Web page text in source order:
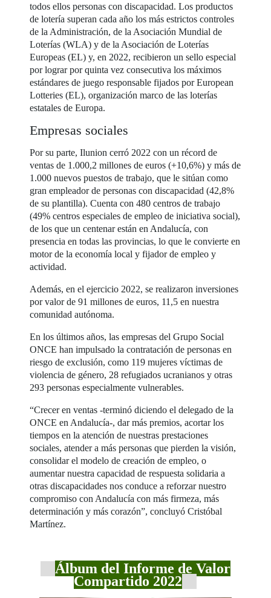
todos ellos personas con discapacidad. Los productos
de lotería superan cada año los más estrictos controles
de la Administración, de la Asociación Mundial de
Loterías (WLA) y de la Asociación de Loterías
Europeas (EL) y, en 2022, recibieron un sello especial
por lograr por quinta vez consecutiva los máximos
estándares de juego responsable fijados por European
Lotteries (EL), organización marco de las loterías
estatales de Europa.
Empresas sociales
Por su parte, Ilunion cerró 2022 con un récord de
ventas de 1.000,2 millones de euros (+10,6%) y más de
1.000 nuevos puestos de trabajo, que le sitúan como
gran empleador de personas con discapacidad (42,8%
de su plantilla). Cuenta con 480 centros de trabajo
(49% centros especiales de empleo de iniciativa social),
de los que un centenar están en Andalucía, con
presencia en todas las provincias, lo que le convierte en
motor de la economía local y fijador de empleo y
actividad.
Además, en el ejercicio 2022, se realizaron inversiones
por valor de 91 millones de euros, 11,5 en nuestra
comunidad autónoma.
En los últimos años, las empresas del Grupo Social
ONCE han impulsado la contratación de personas en
riesgo de exclusión, como 119 mujeres víctimas de
violencia de género, 28 refugiados ucranianos y otras
293 personas especialmente vulnerables.
“Crecer en ventas -terminó diciendo el delegado de la
ONCE en Andalucía-, dar más premios, acortar los
tiempos en la atención de nuestras prestaciones
sociales, atender a más personas que pierden la visión,
consolidar el modelo de creación de empleo, o
aumentar nuestra capacidad de respuesta solidaria a
otras discapacidades nos conduce a reforzar nuestro
compromiso con Andalucía con más firmeza, más
determinación y más corazón”, concluyó Cristóbal
Martínez.
Álbum del Informe de Valor
Compartido 2022